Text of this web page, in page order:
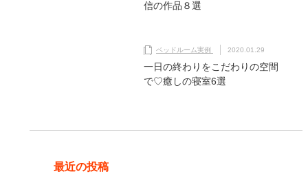
信の作品８選
ベッドルーム実例 2020.01.29
一日の終わりをこだわりの空間
で♡癒しの寝室6選
最近の投稿